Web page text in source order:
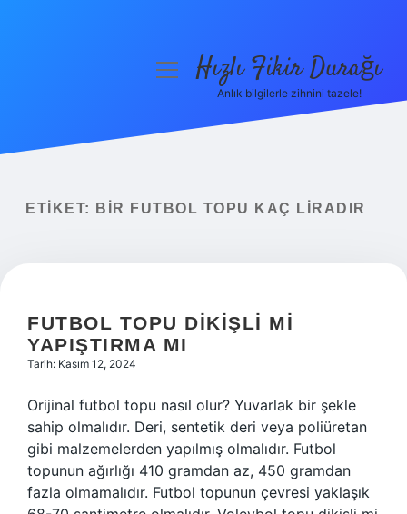
Yasal Uyarı
menüyüHızlı Fikir Durağı
Anlık bilgilerle zihnini tazele!
ETIKET: BIR FUTBOL TOPU KAÇ LIRADIR
FUTBOL TOPU DIKIŞLI MI
YAPIŞTIRMA MI
Tarih: Kasım 12, 2024
Orijinal futbol topu nasıl olur? Yuvarlak bir şekle
sahip olmalıdır. Deri, sentetik deri veya poliüretan
gibi malzemelerden yapılmış olmalıdır. Futbol
topunun ağırlığı 410 gramdan az, 450 gramdan
fazla olmamalıdır. Futbol topunun çevresi yaklaşık